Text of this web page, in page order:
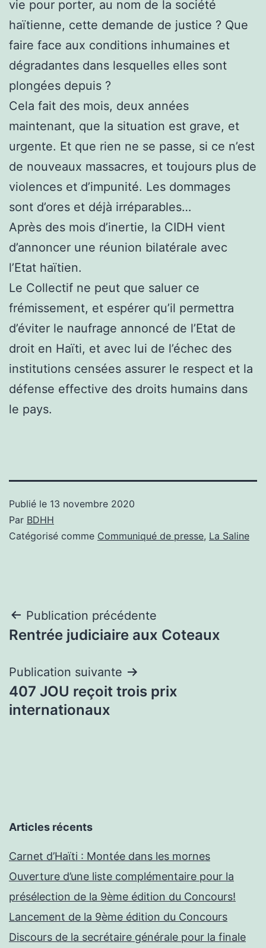
vie pour porter, au nom de la société
haïtienne, cette demande de justice ? Que
faire face aux conditions inhumaines et
dégradantes dans lesquelles elles sont
plongées depuis ?
Cela fait des mois, deux années
maintenant, que la situation est grave, et
urgente. Et que rien ne se passe, si ce n’est
de nouveaux massacres, et toujours plus de
violences et d’impunité. Les dommages
sont d’ores et déjà irréparables…
Après des mois d’inertie, la CIDH vient
d’annoncer une réunion bilatérale avec
l’Etat haïtien.
Le Collectif ne peut que saluer ce
frémissement, et espérer qu’il permettra
d’éviter le naufrage annoncé de l’Etat de
droit en Haïti, et avec lui de l’échec des
institutions censées assurer le respect et la
défense effective des droits humains dans
le pays.
Publié le 13 novembre 2020
Par BDHH
Catégorisé comme Communiqué de presse, La Saline
Navigation
de
l’article
Publication précédente
Rentrée judiciaire aux Coteaux
Publication suivante
407 JOU reçoit trois prix
internationaux
Articles récents
Carnet d’Haïti : Montée dans les mornes
Ouverture d’une liste complémentaire pour la
présélection de la 9ème édition du Concours!
Lancement de la 9ème édition du Concours
Discours de la secrétaire générale pour la finale